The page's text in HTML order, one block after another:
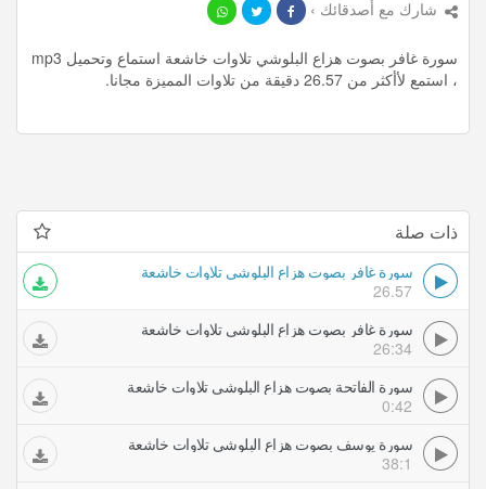
شارك مع أصدقائك ›
سورة غافر بصوت هزاع البلوشي تلاوات خاشعة استماع وتحميل mp3
، استمع لأأكثر من 26.57 دقيقة من تلاوات المميزة مجانا.
ذات صلة
سورة غافر بصوت هزاع البلوشي تلاوات خاشعة
26.57
سورة غافر بصوت هزاع البلوشي تلاوات خاشعة
26:34
سورة الفاتحة بصوت هزاع البلوشي تلاوات خاشعة
0:42
سورة يوسف بصوت هزاع البلوشي تلاوات خاشعة
38:1